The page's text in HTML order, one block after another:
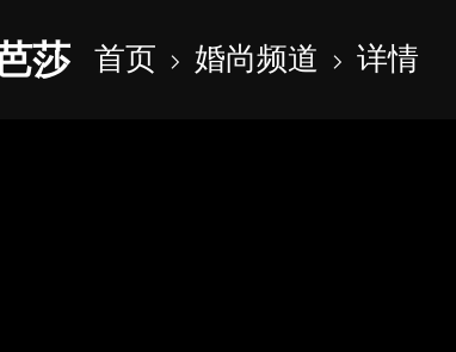
莎 首页 婚尚频道 详情